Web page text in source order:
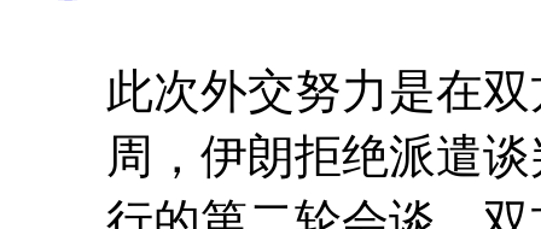
此次外交努力是在
周，伊朗拒绝派遣